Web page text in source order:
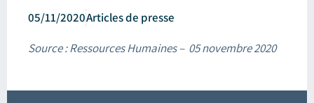
05/11/2020Articles de presse
Source : Ressources Humaines – 05 novembre 2020